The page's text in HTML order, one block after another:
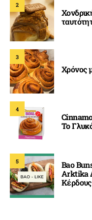
2
3
Χρόνος
4
Το
5
Bao
Arktika
Κέρδους